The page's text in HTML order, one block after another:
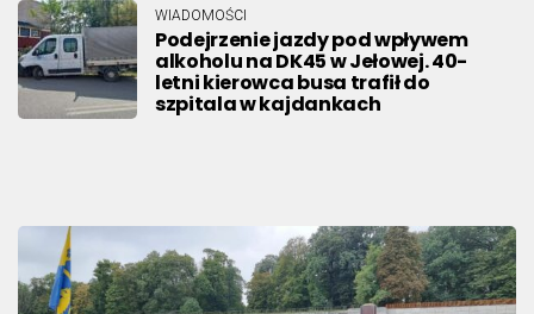
WIADOMOŚCI
Podejrzenie jazdy pod wpływem
alkoholu na DK45 w Jełowej. 40-
letni kierowca busa trafił do
szpitala w kajdankach